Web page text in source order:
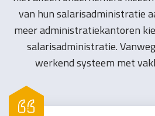
van hun salarisadministratie
meer administratiekantoren
salarisadministratie.
werkend systeem met